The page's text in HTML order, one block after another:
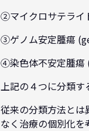
②マイクロサテラ
③ゲノム安定腫瘍
④染色体不安定腫
上記の４つに分類す
従来の分類方法とは
なく治療の個別化を